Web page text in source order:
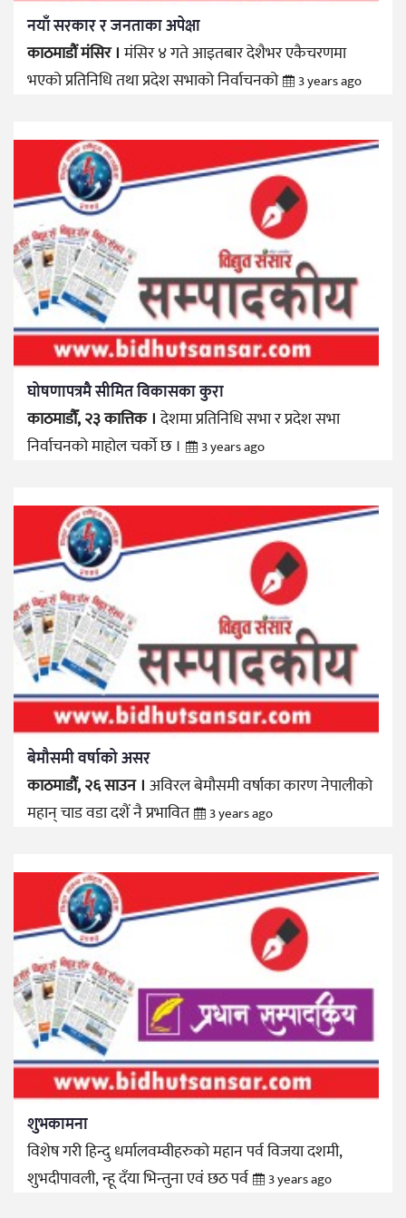
नयाँ सरकार र जनताका अपेक्षा
काठमाडौं मंसिर ।मंसिर ४ गते आइतबार देशैभर एकैचरणमा
भएको प्रतिनिधि तथा प्रदेश सभाको निर्वाचनको
3 years ago
घोषणापत्रमै सीमित विकासका कुरा
काठमाडौँ, २३ कात्तिक ।देशमा प्रतिनिधि सभा र प्रदेश सभा
निर्वाचनको माहोल चर्को छ ।
3 years ago
बेमौसमी वर्षाको असर
काठमाडौं, २६ साउन । अविरल बेमौसमी वर्षाका कारण नेपालीको
महान् चाड वडा दशैं नै प्रभावित
3 years ago
शुभकामना
विशेष गरी हिन्दु धर्मालवम्वीहरुको महान पर्व विजया दशमी,
शुभदीपावली, न्हू दँया भिन्तुना एवं छठ पर्व
3 years ago